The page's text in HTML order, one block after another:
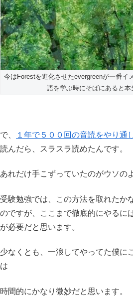
今はForestを進化させたevergreenが一番イ
語を学ぶ時にそばにあると本
で、 １年で５００回の音読をやり通
読んだら、スラスラ読めたんです。
あれだけ手こずっていたのがウソの
受験勉強では、この方法を取れたか
のですが、ここまで徹底的にやるに
が必要だと思います。
少なくとも、一浪してやってた僕に
は
時間的にかなり微妙だと思います。